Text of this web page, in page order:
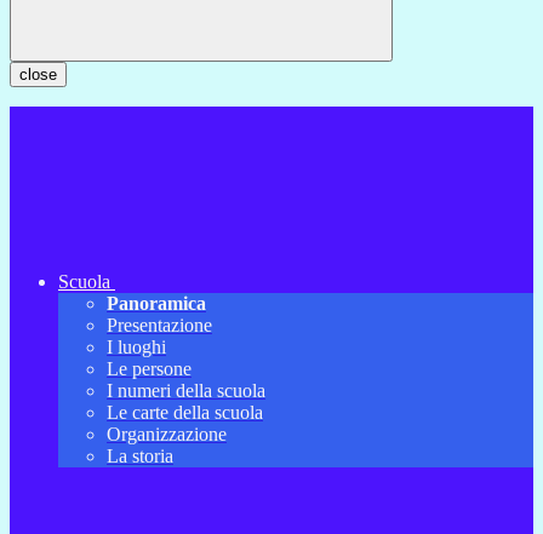
close
Scuola
Panoramica
Presentazione
I luoghi
Le persone
I numeri della scuola
Le carte della scuola
Organizzazione
La storia